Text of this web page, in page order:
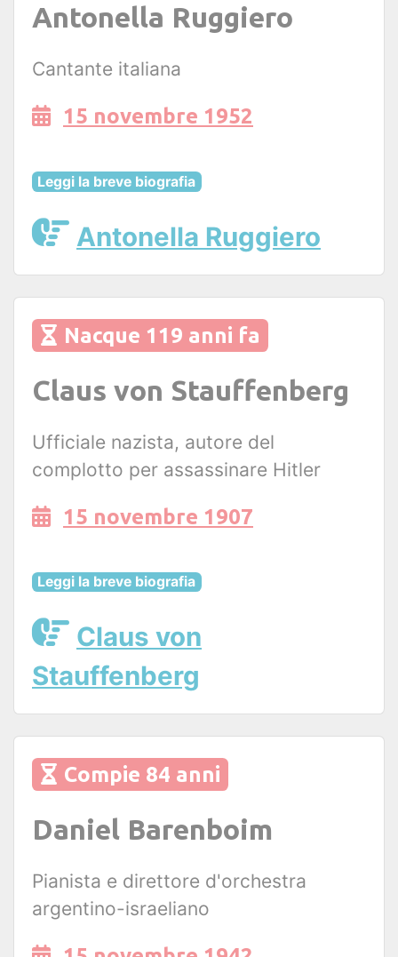
Antonella Ruggiero
Cantante italiana
15 novembre 1952
Leggi la breve biografia
Antonella Ruggiero
Nacque 119 anni fa
Claus von Stauffenberg
Ufficiale nazista, autore del
complotto per assassinare Hitler
15 novembre 1907
Leggi la breve biografia
Claus von
Stauffenberg
Compie 84 anni
Daniel Barenboim
Pianista e direttore d'orchestra
argentino-israeliano